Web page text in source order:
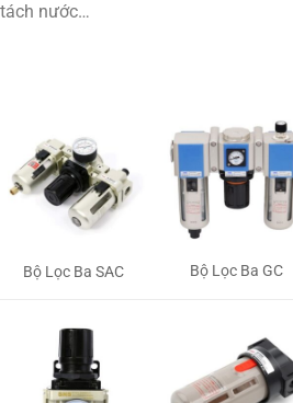
tách nước…
Bộ Lọc Ba SAC Bộ Lọc Ba GC